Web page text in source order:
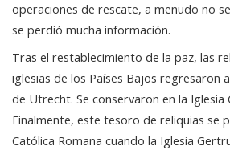
operaciones de rescate, a menudo no
se perdió mucha información.
Tras el restablecimiento de la paz, las
iglesias de los Países Bajos regresaron
de Utrecht. Se conservaron en la Iglesia
Finalmente, este tesoro de reliquias se
Católica Romana cuando la Iglesia